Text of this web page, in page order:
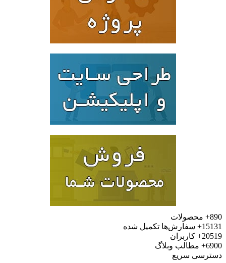
محصولات
سفارش‌ها تکمیل شده
کاربران
مطالب وبلاگ
سریع